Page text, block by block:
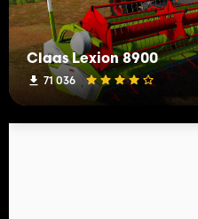
Claas Lexion 8900
71 036